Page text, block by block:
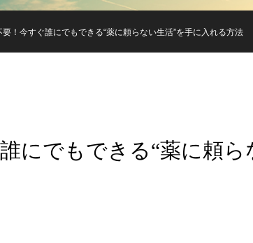
！今すぐ誰にでもできる“薬に頼らない生活”を手に入れる方法
にでもできる“薬に頼ら